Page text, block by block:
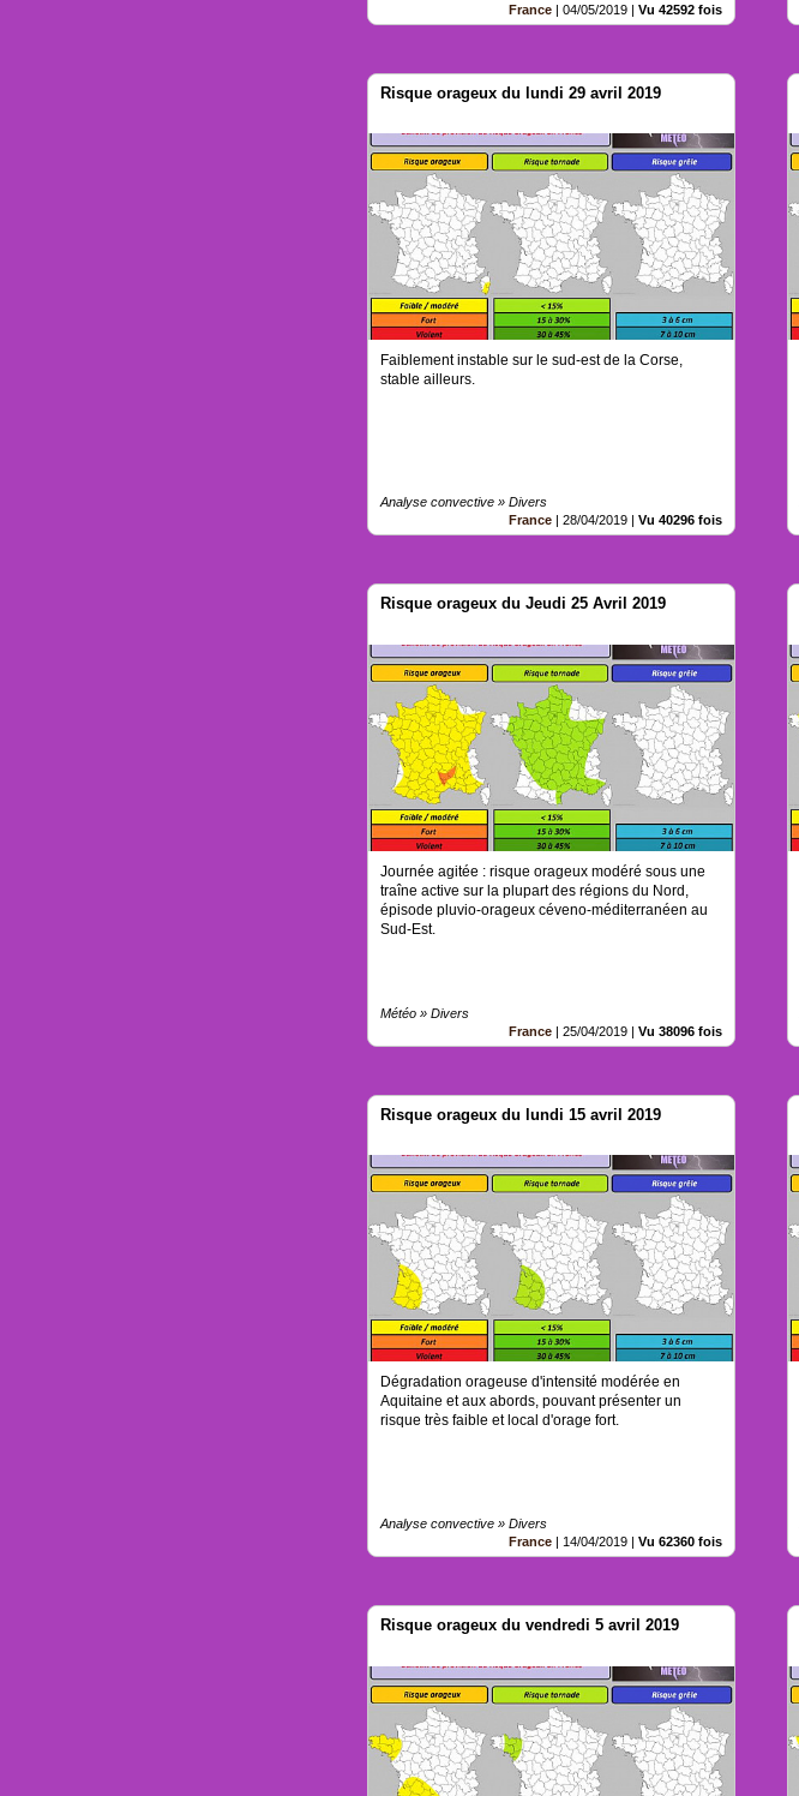
France |04/05/2019 |Vu 42592 fois
Risque orageux du lundi 29 avril 2019
Faiblement instable sur le sud-est de la Corse,
stable ailleurs.
Analyse convective » Divers
France |28/04/2019 |Vu 40296 fois
Risque orageux du Jeudi 25 Avril 2019
Journée agitée : risque orageux modéré sous une
traîne active sur la plupart des régions du Nord,
épisode pluvio-orageux céveno-méditerranéen au
Sud-Est.
Météo » Divers
France |25/04/2019 |Vu 38096 fois
Risque orageux du lundi 15 avril 2019
Dégradation orageuse d'intensité modérée en
Aquitaine et aux abords, pouvant présenter un
risque très faible et local d'orage fort.
Analyse convective » Divers
France
14/04/2019 |Vu 62360 fois
Risque orageux du vendredi 5 avril 2019